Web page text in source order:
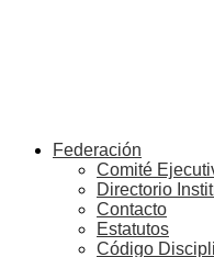
Federación
Comité
Directorio
Contacto
Estatutos
Código